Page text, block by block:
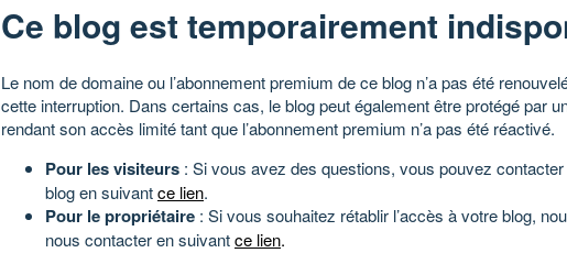
Ce blog est temporairement
Le nom de domaine ou l’abonnement premium de ce blog n’a pas été
cette interruption. Dans certains cas, le blog peut également être protégé par
rendant son accès limité tant que l’abonnement premium n’a pas été réactivé.
Pour les visiteurs : Si vous avez des questions, vous pouvez
blog en suivantce lien.
Pour le propriétaire : Si vous souhaitez rétablir l’accès à votre blog,
nous contacter en suivantce lien.